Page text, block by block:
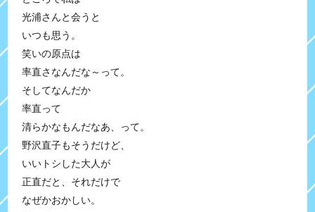
光浦さんと会うと
いつも思う。
笑いの原点は
率直さなんだな～って。
そしてなんだか
率直って
清らかなもんだなあ、って。
野沢直子もそうだけど、
いいトシした大人が
正直だと、それだけで
なぜかおかしい。